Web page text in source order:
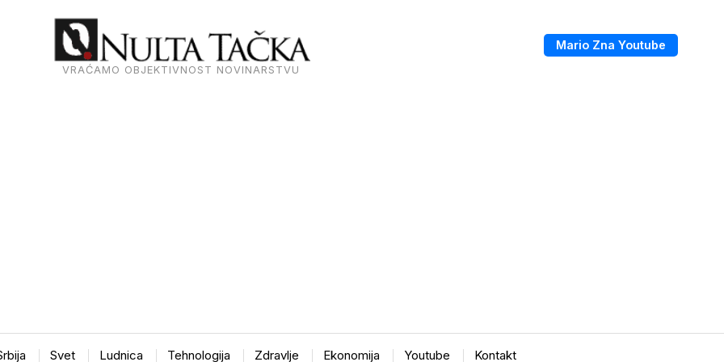
VRAĆAMO OBJEKTIVNOST NOVINARSTVU
Mario Zna Youtube
Svet Ludnica Tehnologija Zdravlje Ekonomija Youtube Kontakt